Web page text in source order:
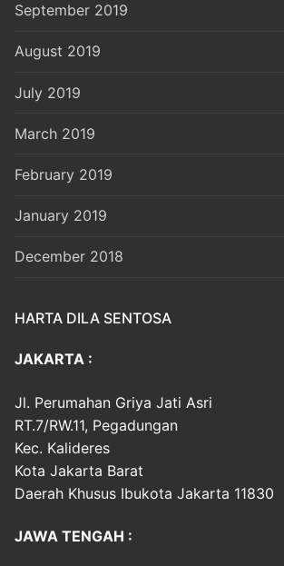
September 2019
August 2019
July 2019
March 2019
February 2019
January 2019
December 2018
HARTA DILA SENTOSA
JAKARTA :
Jl. Perumahan Griya Jati Asri
RT.7/RW.11, Pegadungan
Kec. Kalideres
Kota Jakarta Barat
Daerah Khusus Ibukota Jakarta 11830
JAWA TENGAH :